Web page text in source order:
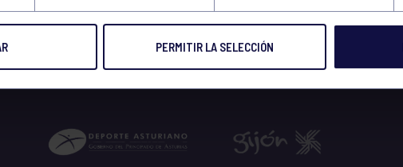
PERMITIR LA SELECCIÓN
JUL 2025